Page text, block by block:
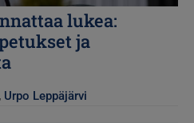
lukea:
ja
, Urpo Leppäjärvi